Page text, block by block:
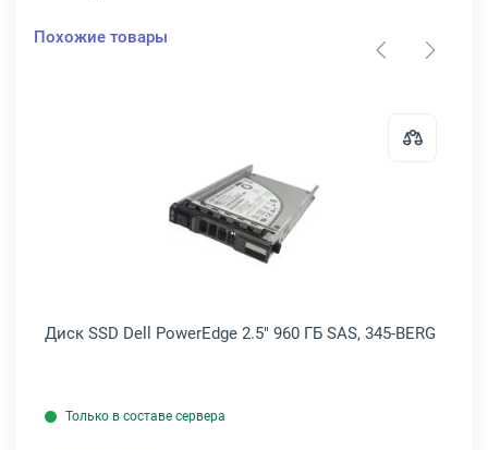
Похожие товары
5300 PRO M.2 2280 960 ГБ SATA, MTFDDAV960TDS-
Открыть товар: Диск SSD Dell
Диск SSD Dell PowerEdge 2.5" 960 ГБ SAS, 345-BERG
Только в составе сервера